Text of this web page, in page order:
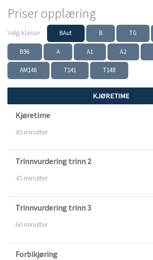
Priser opplæring
Velg klasse: BAut B TG
B96 A A1 A2
AM146 T141 T148
KJØRETIME
Kjøretime
45 minutter
Trinnvurdering trinn 2
45 minutter
Trinnvurdering trinn 3
60 minutter
Forbikjøring